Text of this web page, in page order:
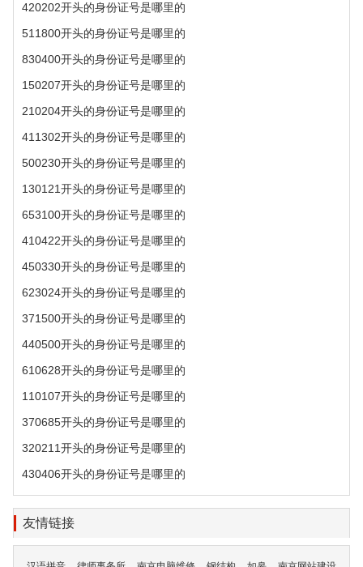
420202开头的身份证号是哪里的
511800开头的身份证号是哪里的
830400开头的身份证号是哪里的
150207开头的身份证号是哪里的
210204开头的身份证号是哪里的
411302开头的身份证号是哪里的
500230开头的身份证号是哪里的
130121开头的身份证号是哪里的
653100开头的身份证号是哪里的
410422开头的身份证号是哪里的
450330开头的身份证号是哪里的
623024开头的身份证号是哪里的
371500开头的身份证号是哪里的
440500开头的身份证号是哪里的
610628开头的身份证号是哪里的
110107开头的身份证号是哪里的
370685开头的身份证号是哪里的
320211开头的身份证号是哪里的
430406开头的身份证号是哪里的
友情链接